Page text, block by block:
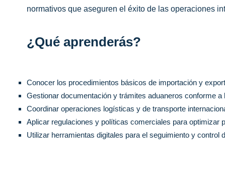
normativos que aseguren el éxito de las operaciones
¿Qué aprenderás?
Conocer los procedimientos básicos de importación y
Gestionar documentación y trámites aduaneros conforme a
Coordinar operaciones logísticas y de transporte
Aplicar regulaciones y políticas comerciales para optimizar
Utilizar herramientas digitales para el seguimiento y control